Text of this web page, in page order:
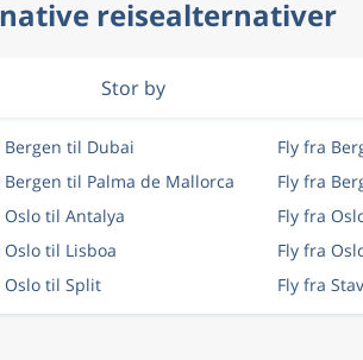
reisealternativer
Stor by
Bergen til Dubai
Fly fra
Bergen til Palma de Mallorca
Fly fra
Oslo til Antalya
Fly fra
Oslo til Lisboa
Fly fra
Oslo til Split Fly fra